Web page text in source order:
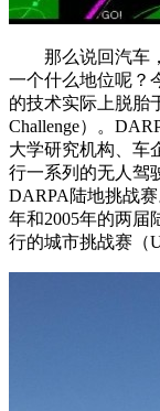
那么说回汽车，
一个什么地位呢？
的技术实际上脱胎
Challenge）。
大学研究机构、车
行一系列的无人驾
DARPA陆地挑战
年和2005年的两届
行的城市挑战赛（